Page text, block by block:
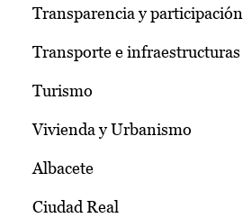
Transparencia y participación
Transporte e infraestructuras
Turismo
Vivienda y Urbanismo
Albacete
Ciudad Real